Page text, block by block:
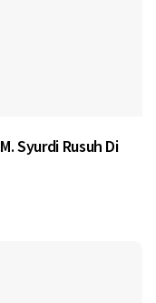
Syurdi Rusuh Di